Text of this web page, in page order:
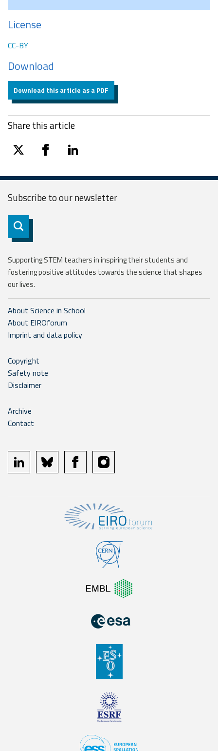
License
CC-BY
Download
Download this article as a PDF
Share this article
twitter facebooklinkedin
Subscribe to ournewsletter
Subscribe
Supporting STEM teachers in inspiring their students and
fostering positive attitudes towards the science that shapes
our lives.
About Science in School
About EIROforum
Imprint and data policy
Copyright
Safety note
Disclaimer
Archive
Contact
linkedin bluesky facebookinstagram